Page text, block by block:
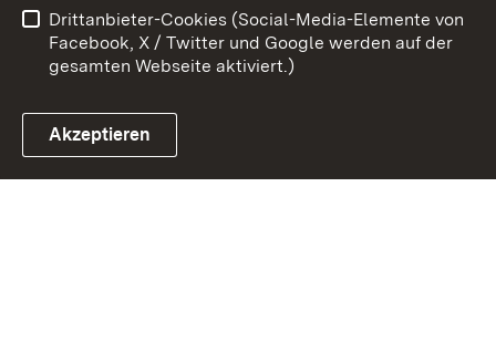
Link zum Landesportal
Impressum
Cookies
Drittanbieter-Cookies (Social-Media-Elemente von
Facebook, X / Twitter und Google werden auf der
gesamten Webseite aktiviert.)
Akzeptieren